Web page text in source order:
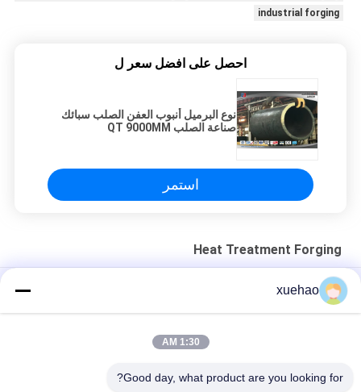
industrial forging
احصل على افضل سعر ل
نوع البرميل أنبوب العفن الصلب سبائك
صناعة الصلب QT 9000MM
استمر
Heat Treatment Forging
البرميل من الصلب المسبوب بالسبائك عالية الحرارة UNS N06617
نوع البرميل أنبوب العفن الصلب سبائك صناعة الصلب QT 9000MM
34CrNiMo6 برميل نوع المعالجة الحرارية تزوير سبائك الصلب تزوير
xuehao
1:30 AM
Good day, what product are you looking for?